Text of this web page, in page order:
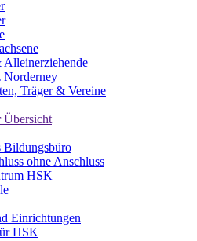
Norderney
Träger & Vereine
Übersicht
Bildungsbüro
ohne Anschluss
HSK
Einrichtungen
HSK